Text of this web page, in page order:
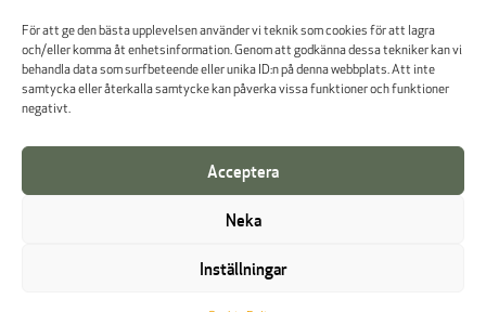
För att ge den bästa upplevelsen använder vi teknik som cookies för att lagra
och/eller komma åt enhetsinformation. Genom att godkänna dessa tekniker kan vi
behandla data som surfbeteende eller unika ID:n på denna webbplats. Att inte
samtycka eller återkalla samtycke kan påverka vissa funktioner och funktioner
negativt.
Acceptera
Neka
Inställningar
Dokumentation & Certifikat
Betalinformation